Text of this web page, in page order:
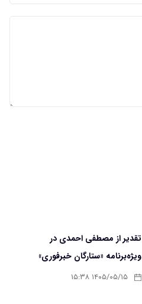
تقدیر از مصطفی احمدی در
ویژه‌برنامه «ستارگان خبرفوری»
۱۴۰۵/۰۵/۱۵ ۱۵:۳۸